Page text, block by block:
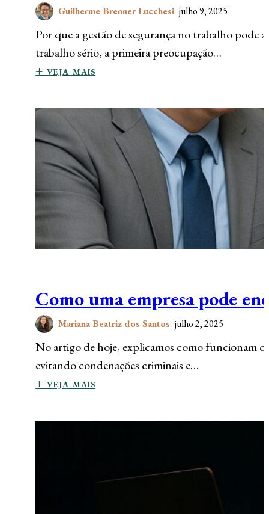
Guilherme Brenner Lucchesi julho 9, 2025
Por que a gestão de segurança no trabalho
trabalho sério, a primeira preocupação…
+ veja mais
Como uma empresa pode
Mariana Beatriz dos Santos julho 2, 2025
No artigo de hoje, explicamos como funcionam
evitando condenações criminais e…
+ veja mais